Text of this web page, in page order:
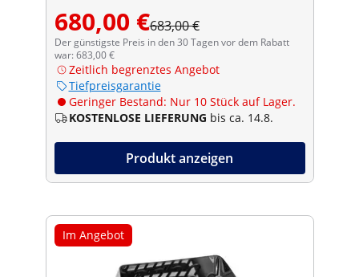
680,00 €683,00 €
Der günstigste Preis in den 30 Tagen vor dem Rabatt
war: 683,00 €
Zeitlich begrenztes Angebot
Tiefpreisgarantie
Geringer Bestand: Nur 10 Stück auf Lager.
KOSTENLOSE LIEFERUNG bis ca. 14.8.
Produkt anzeigen
Im Angebot